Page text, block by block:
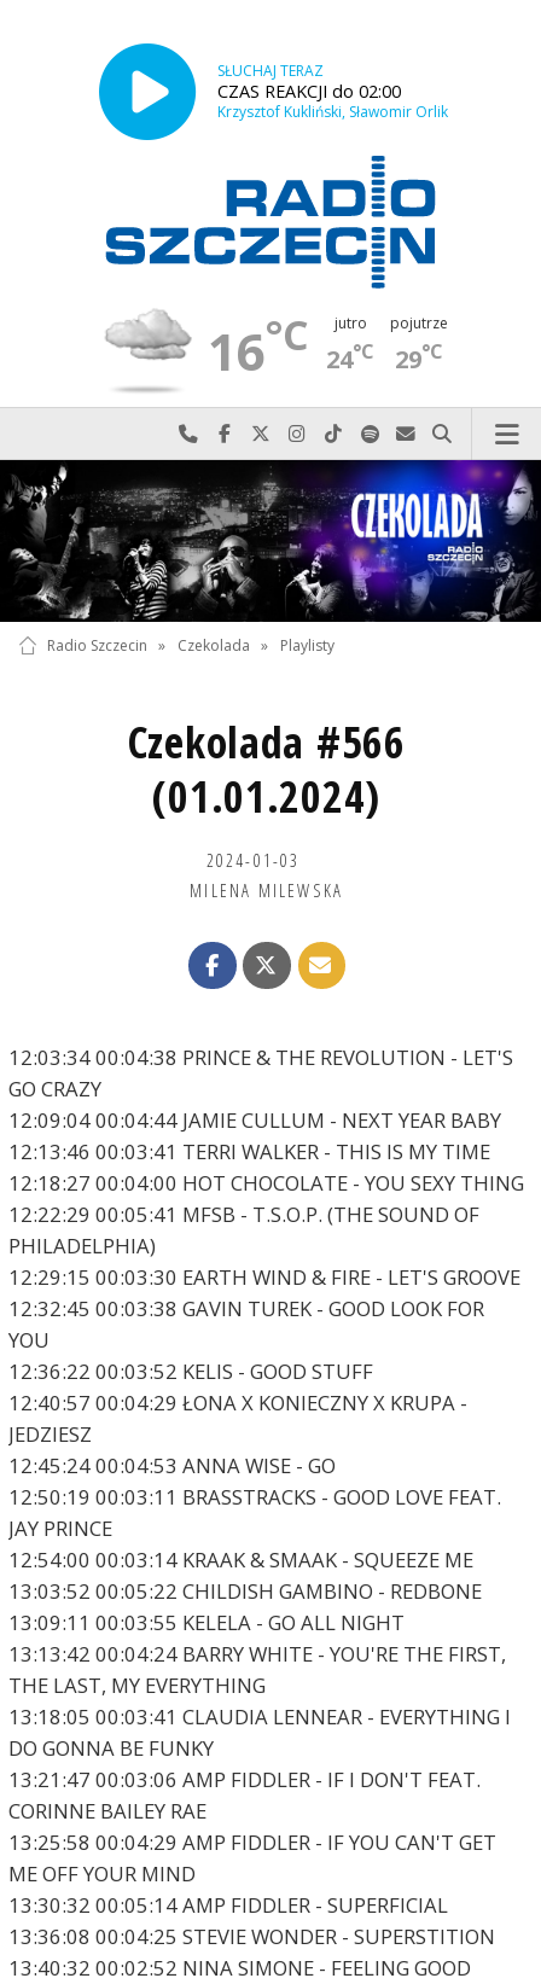
SŁUCHAJ TERAZ
CZAS REAKCJI do 02:00
Krzysztof Kukliński, Sławomir Orlik
16°C jutro
24°C
pojutrze
29°C
Najlepiej po prostu do nas zadzwoń
Odwiedź nas na Facebook-u
Odwiedź nas na X
Odwiedź nas na Instagram-ie
Odwiedź nas na TikTok-u
Szukaj nas na Spotify
Wyślij do nas
Szukaj
Radio Szczecin » Czekolada » Playlisty
Czekolada #566
(01.01.2024)
2024-01-03
MILENA MILEWSKA
12:03:34 00:04:38 PRINCE & THE REVOLUTION - LET'S
GO CRAZY
12:09:04 00:04:44 JAMIE CULLUM - NEXT YEAR BABY
12:13:46 00:03:41 TERRI WALKER - THIS IS MY TIME
12:18:27 00:04:00 HOT CHOCOLATE - YOU SEXY THING
12:22:29 00:05:41 MFSB - T.S.O.P. (THE SOUND OF
PHILADELPHIA)
12:29:15 00:03:30 EARTH WIND & FIRE - LET'S GROOVE
12:32:45 00:03:38 GAVIN TUREK - GOOD LOOK FOR
YOU
12:36:22 00:03:52 KELIS - GOOD STUFF
12:40:57 00:04:29 ŁONA X KONIECZNY X KRUPA -
JEDZIESZ
12:45:24 00:04:53 ANNA WISE - GO
12:50:19 00:03:11 BRASSTRACKS - GOOD LOVE FEAT.
JAY PRINCE
12:54:00 00:03:14 KRAAK & SMAAK - SQUEEZE ME
13:03:52 00:05:22 CHILDISH GAMBINO - REDBONE
13:09:11 00:03:55 KELELA - GO ALL NIGHT
13:13:42 00:04:24 BARRY WHITE - YOU'RE THE FIRST,
THE LAST, MY EVERYTHING
13:18:05 00:03:41 CLAUDIA LENNEAR - EVERYTHING I
DO GONNA BE FUNKY
13:21:47 00:03:06 AMP FIDDLER - IF I DON'T FEAT.
CORINNE BAILEY RAE
13:25:58 00:04:29 AMP FIDDLER - IF YOU CAN'T GET
ME OFF YOUR MIND
13:30:32 00:05:14 AMP FIDDLER - SUPERFICIAL
13:36:08 00:04:25 STEVIE WONDER - SUPERSTITION
13:40:32 00:02:52 NINA SIMONE - FEELING GOOD